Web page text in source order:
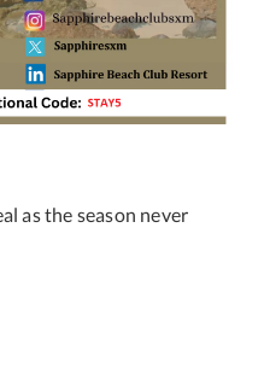
as the season never